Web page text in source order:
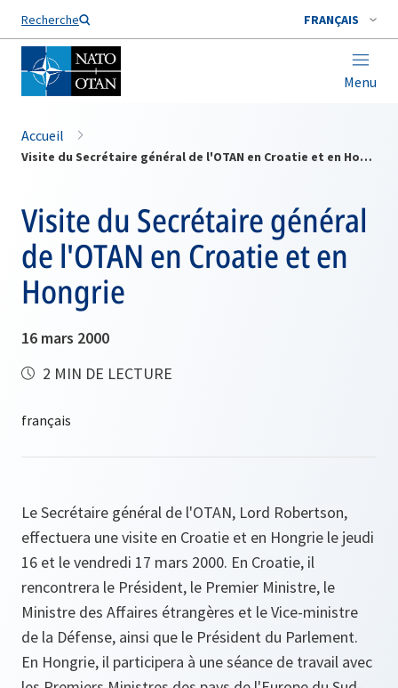
Recherche FRANÇAIS
Menu
Nom de famille*
Accueil
Visite du Secrétaire général de l'OTAN en Croatie et en Hongrie
Visite du Secrétaire général
de l'OTAN en Croatie et en
Hongrie
16 mars 2000
2 MIN DE LECTURE
Le Secrétaire général de l'OTAN, Lord Robertson,
effectuera une visite en Croatie et en Hongrie le jeudi
16 et le vendredi 17 mars 2000. En Croatie, il
rencontrera le Président, le Premier Ministre, le
Ministre des Affaires étrangères et le Vice-ministre
de la Défense, ainsi que le Président du Parlement.
En Hongrie, il participera à une séance de travail avec